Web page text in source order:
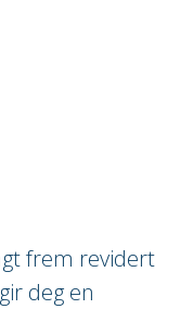
frem revidert
deg en